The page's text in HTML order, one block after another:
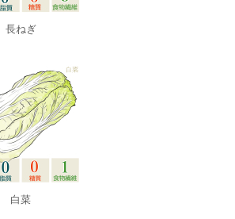
長ねぎ
白菜